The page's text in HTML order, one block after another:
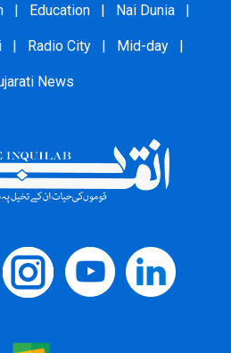
| Education | Nai Dunia |
| Radio City | Mid-day |
News